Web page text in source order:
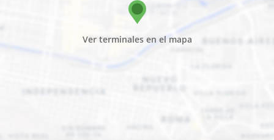
Ver terminales en el mapa